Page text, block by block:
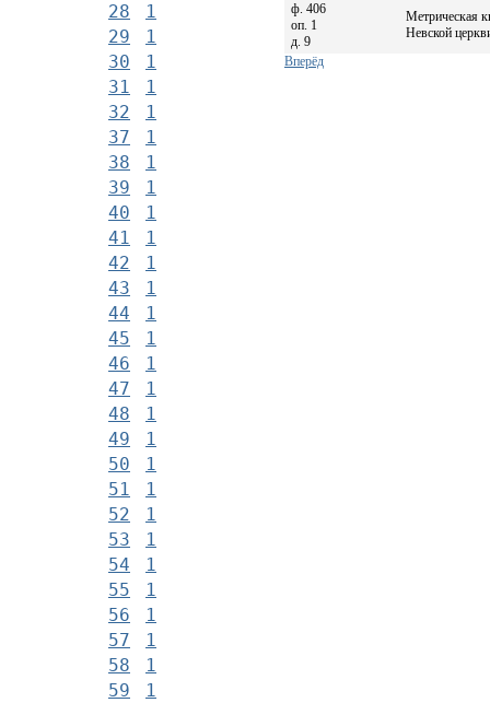
28
1
29
1
30
1
31
1
32
1
37
1
38
1
39
1
40
1
41
1
42
1
43
1
44
1
45
1
46
1
47
1
48
1
49
1
50
1
51
1
52
1
53
1
54
1
55
1
56
1
57
1
58
1
59
1
ф. 406
оп. 1
д. 9
Метрическая
Невской
Вперёд